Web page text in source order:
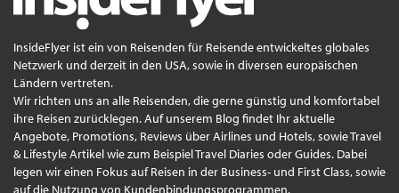
InsideFlyer ist ein von Reisenden für Reisende entwickeltes globales
Netzwerk und derzeit in den USA, sowie in diversen europäischen
Ländern vertreten.
Wir richten uns an alle Reisenden, die gerne günstig und komfortabel
ihre Reisen zurücklegen. Auf unserem Blog findet Ihr aktuelle
Angebote, Promotions, Reviews über Airlines und Hotels, sowie Travel
& Lifestyle Artikel wie zum Beispiel Travel Diaries oder Guides. Dabei
legen wir einen Fokus auf Reisen in der Business- und First Class, sowie
auf die Nutzung von Kundenbindungsprogrammen.